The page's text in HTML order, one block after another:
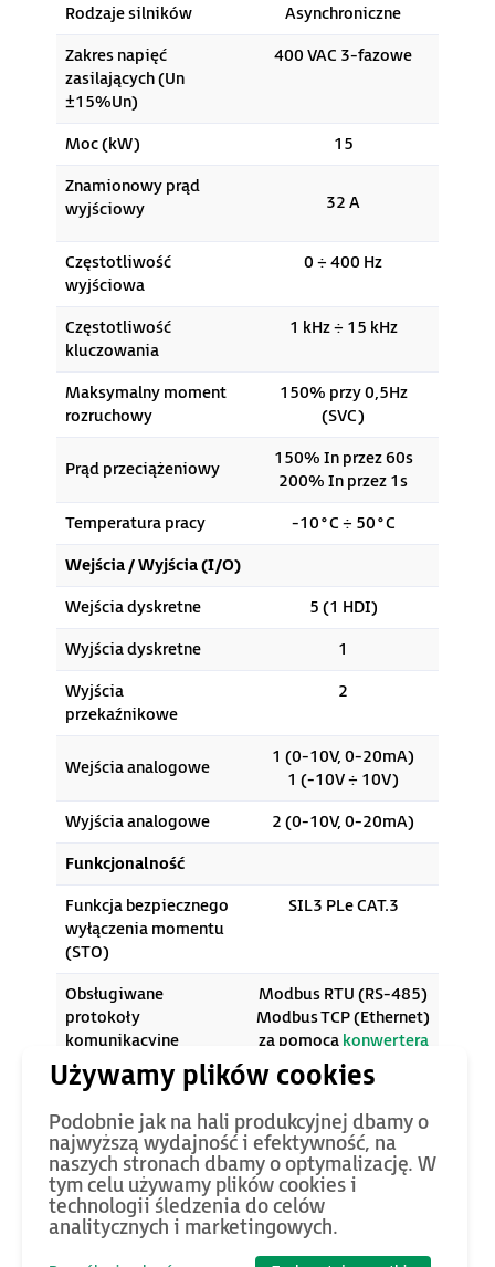
Rodzaje silników
Asynchroniczne
Zakres napięć
zasilających (Un
±15%Un)
400 VAC 3-fazowe
Moc (kW)
15
Znamionowy prąd
wyjściowy
32 A
Częstotliwość
wyjściowa
0 ÷ 400 Hz
Częstotliwość
kluczowania
1 kHz ÷ 15 kHz
Maksymalny moment
rozruchowy
150% przy 0,5Hz
(SVC)
Prąd przeciążeniowy
150% In przez 60s
200% In przez 1s
Temperatura pracy
-10°C ÷ 50°C
Wejścia / Wyjścia (I/O)
Wejścia dyskretne
5 (1 HDI)
Wyjścia dyskretne
1
Wyjścia
przekaźnikowe
2
Wejścia analogowe
1 (0-10V, 0-20mA)
1 (-10V ÷ 10V)
Wyjścia analogowe
2 (0-10V, 0-20mA)
Funkcjonalność
Funkcja bezpiecznego
wyłączenia momentu
(STO)
SIL3 PLe CAT.3
Obsługiwane
protokoły
komunikacyjne
Modbus RTU (RS-485)
Modbus TCP (Ethernet)
za pomocą konwertera
Wbudowany filtr
Tak (zgodny z
Montaż „książkowy”
-
Wbudowany moduł
hamujący
Tak
LED (możliwość
Podobnie jak na hali produkcyjnej dbamy o
najwyższą wydajność i efektywność, na
naszych stronach dbamy o optymalizację. W
tym celu używamy plików cookies i
technologii śledzenia do celów
analitycznych i marketingowych.